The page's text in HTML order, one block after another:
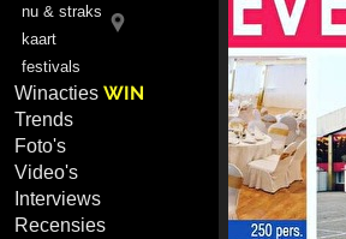
nu & straks
kaart
festivals
WinactiesWIN
Trends
Foto's
Video's
Interviews
Recensies